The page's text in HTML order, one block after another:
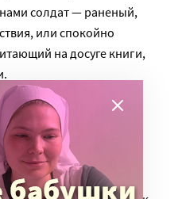
солдат — раненый,
или спокойно
на досуге книги,
жертвам войны»;
«выступая от лица